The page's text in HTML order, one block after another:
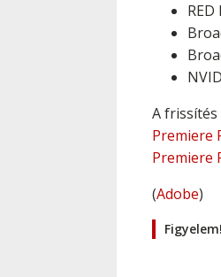
A
Premiere
Premiere
(Adobe)